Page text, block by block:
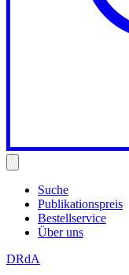
Suche
Publikationspreis
Bestellservice
Über uns
DRdA